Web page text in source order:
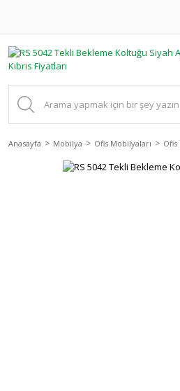
Anasayfa Mobilya Ofis Mobilyaları